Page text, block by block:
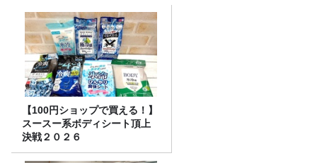
【100円ショップで買える！】
スースー系ボディシート頂上
決戦２０２６